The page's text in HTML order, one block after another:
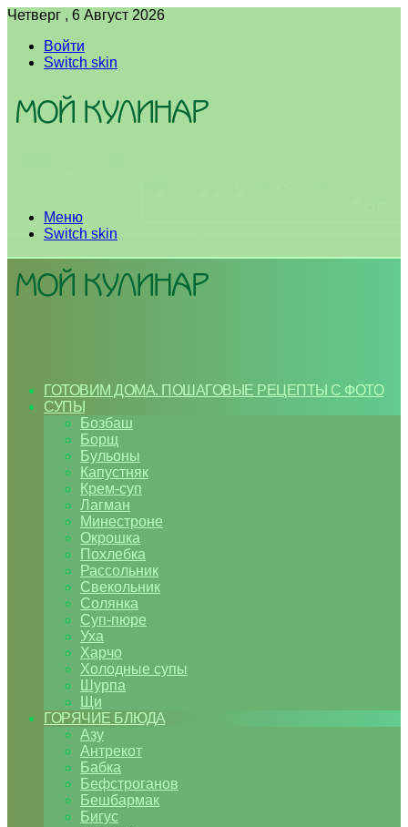
Четверг , 6 Август 2026
Войти
Switch skin
Меню
Switch skin
ГОТОВИМ ДОМА. ПОШАГОВЫЕ РЕЦЕПТЫ С ФОТО
СУПЫ
Бозбаш
Борщ
Бульоны
Капустняк
Крем-суп
Лагман
Минестроне
Окрошка
Похлебка
Рассольник
Свекольник
Солянка
Суп-пюре
Уха
Харчо
Холодные супы
Шурпа
Щи
ГОРЯЧИЕ БЛЮДА
Азу
Антрекот
Бабка
Бефстроганов
Бешбармак
Бигус